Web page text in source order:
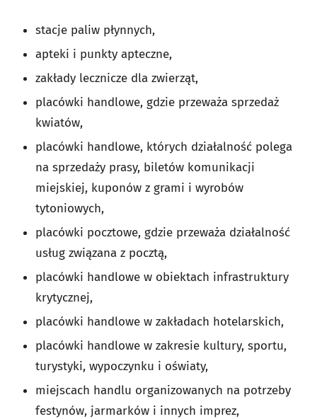
stacje paliw płynnych,
apteki i punkty apteczne,
zakłady lecznicze dla zwierząt,
placówki handlowe, gdzie przeważa sprzedaż
kwiatów,
placówki handlowe, których działalność polega
na sprzedaży prasy, biletów komunikacji
miejskiej, kuponów z grami i wyrobów
tytoniowych,
placówki pocztowe, gdzie przeważa działalność
usług związana z pocztą,
placówki handlowe w obiektach infrastruktury
krytycznej,
placówki handlowe w zakładach hotelarskich,
placówki handlowe w zakresie kultury, sportu,
turystyki, wypoczynku i oświaty,
miejscach handlu organizowanych na potrzeby
festynów, jarmarków i innych imprez,